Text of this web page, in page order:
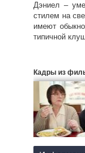
Дэниел –
стилем на
имеют
типичной
Кадры из